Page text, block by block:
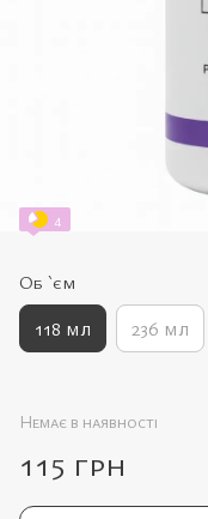
4
Об `єм
118 мл 236 мл
Немає в наявності
115 грн